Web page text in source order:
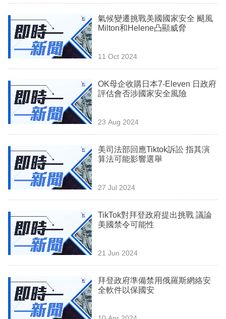
時
事
訂
閱
氣候變遷挑戰美國國家安全 颶風
Milton和Helene凸顯威脅
11 Oct 2024
OK母企收購日本7-Eleven 日政府
評估會否涉國家安全風險
23 Aug 2024
美司法部回應Tiktok訴訟 指其演
算法可能影響選舉
27 Jul 2024
TikTok對拜登政府提出挑戰 議論
美國禁令可能性
21 Jun 2024
拜登政府準備禁用俄羅斯網絡安
全軟件以保國安